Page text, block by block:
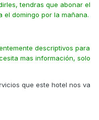
tendras que abonar el
el domingo por la mañana.
descriptivos para
mas información, solo
que este hotel nos va